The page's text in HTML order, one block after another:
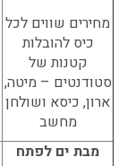
מחירים שווים לכל
כיס להובלות
קטנות של
סטודנטים – מיטה,
ארון, כיסא ושולחן
מחשב
מבת ים לפתח